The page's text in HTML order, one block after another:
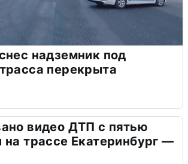
надземник под
перекрыта
видео ДТП с пятью
на трассе Екатеринбург —